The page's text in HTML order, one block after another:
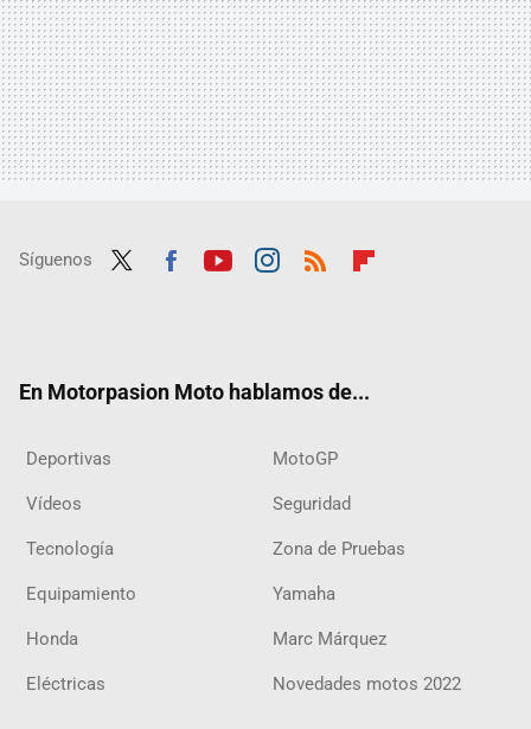
Síguenos
En Motorpasion Moto hablamos de...
Deportivas MotoGP
Vídeos Seguridad
Tecnología Zona de Pruebas
Equipamiento Yamaha
Honda Marc Márquez
Eléctricas Novedades motos 2022